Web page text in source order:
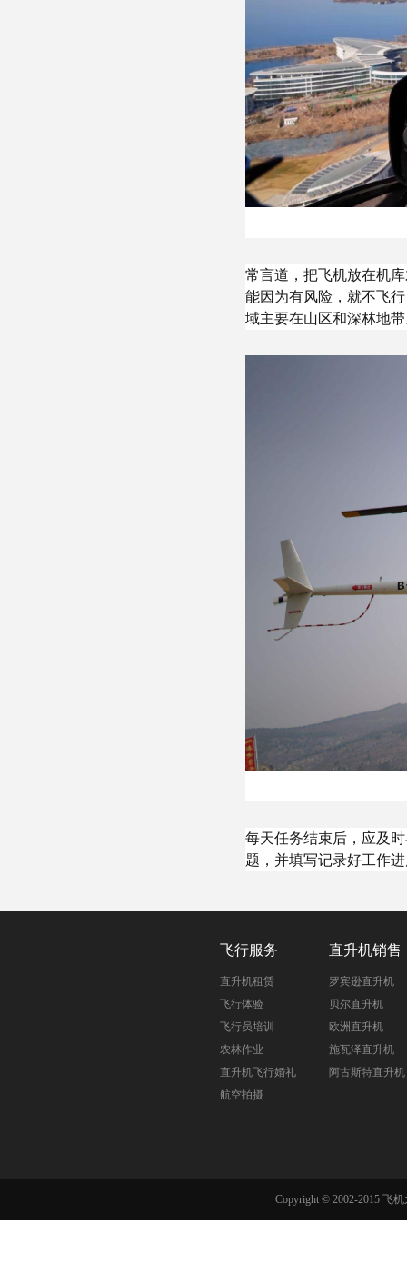
常言道，把飞机放在机
能因为有风险，就不飞
域主要在山区和深林地
每天任务结束后，应及
题，并填写记录好工作
飞行服务
直升机租赁
飞行体验
飞行员培训
农林作业
直升机飞行婚礼
航空拍摄
直升机销售
罗宾逊直升机
贝尔直升机
欧洲直升机
施瓦泽直升机
阿古斯特直升机
Copyright © 2002-2015 飞